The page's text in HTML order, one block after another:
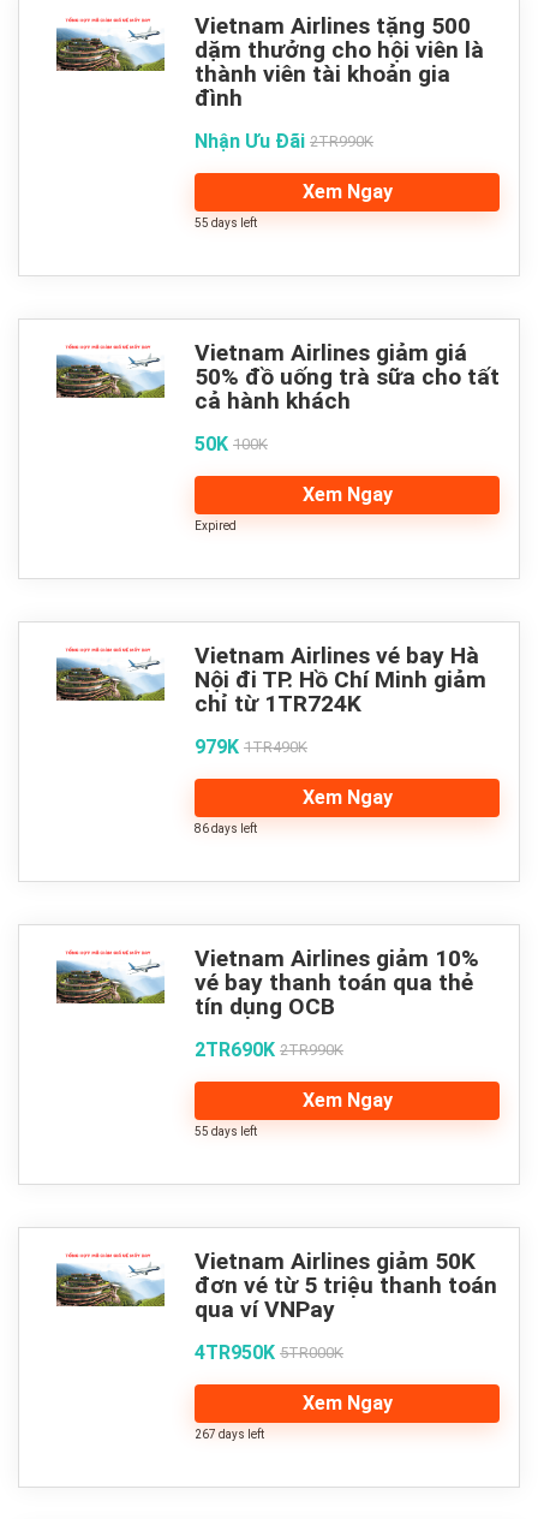
Vietnam Airlines tặng 500
dặm thưởng cho hội viên là
thành viên tài khoản gia
đình
Nhận Ưu Đãi 2TR990K
Xem Ngay
55 days left
Vietnam Airlines giảm giá
50% đồ uống trà sữa cho tất
cả hành khách
50K 100K
Xem Ngay
Expired
Vietnam Airlines vé bay Hà
Nội đi TP. Hồ Chí Minh giảm
chỉ từ 1TR724K
979K 1TR490K
Xem Ngay
86 days left
Vietnam Airlines giảm 10%
vé bay thanh toán qua thẻ
tín dụng OCB
2TR690K 2TR990K
Xem Ngay
55 days left
Vietnam Airlines giảm 50K
đơn vé từ 5 triệu thanh toán
qua ví VNPay
4TR950K 5TR000K
Xem Ngay
267 days left